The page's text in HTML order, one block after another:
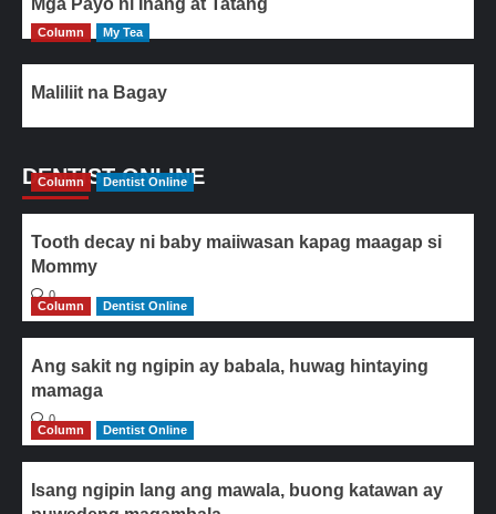
Mga Payo ni Inang at Tatang
Column My Tea
Maliliit na Bagay
DENTIST ONLINE
Column Dentist Online
Tooth decay ni baby maiiwasan kapag maagap si
Mommy
0
Column
Dentist Online
Ang sakit ng ngipin ay babala, huwag hintaying
mamaga
0
Column
Dentist Online
Isang ngipin lang ang mawala, buong katawan ay